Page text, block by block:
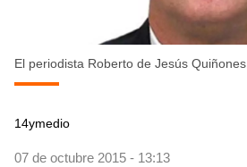
El periodista Roberto de Jesús Quiñones.
14ymedio
07 de octubre 2015 - 13:13